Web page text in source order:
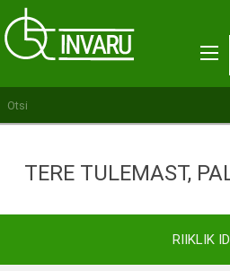
TERE TULEMAST,
RIIKLIK ID